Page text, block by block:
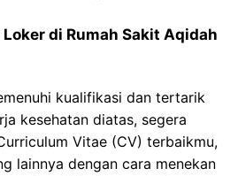
di Rumah Sakit Aqidah
kualifikasi dan tertarik
kesehatan diatas, segera
Vitae (CV) terbaikmu,
lainnya dengan cara menekan